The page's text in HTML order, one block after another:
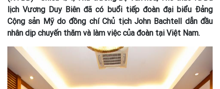
lịch Vương Duy Biên đã có buổi tiếp đoàn đại biểu Đảng
Cộng sản Mỹ do đồng chí Chủ tịch John Bachtell dẫn đầu
nhân dịp chuyến thăm và làm việc của đoàn tại Việt Nam.